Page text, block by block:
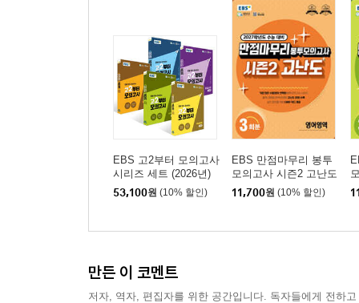
EBS 고2부터 모의고사
시리즈 세트 (2026년)
53,100원 (10% 할인)
EBS 만점마무리 봉투
모의고사 시즌2 고난도
영어영역 3회분 (2026
년)
11,700원 (10% 할인)
만든 이 코멘트
저자, 역자, 편집자를 위한 공간입니다. 독자들에게 전하